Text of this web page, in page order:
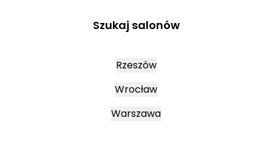
Szukaj salonów
Rzeszów
Wrocław
Warszawa